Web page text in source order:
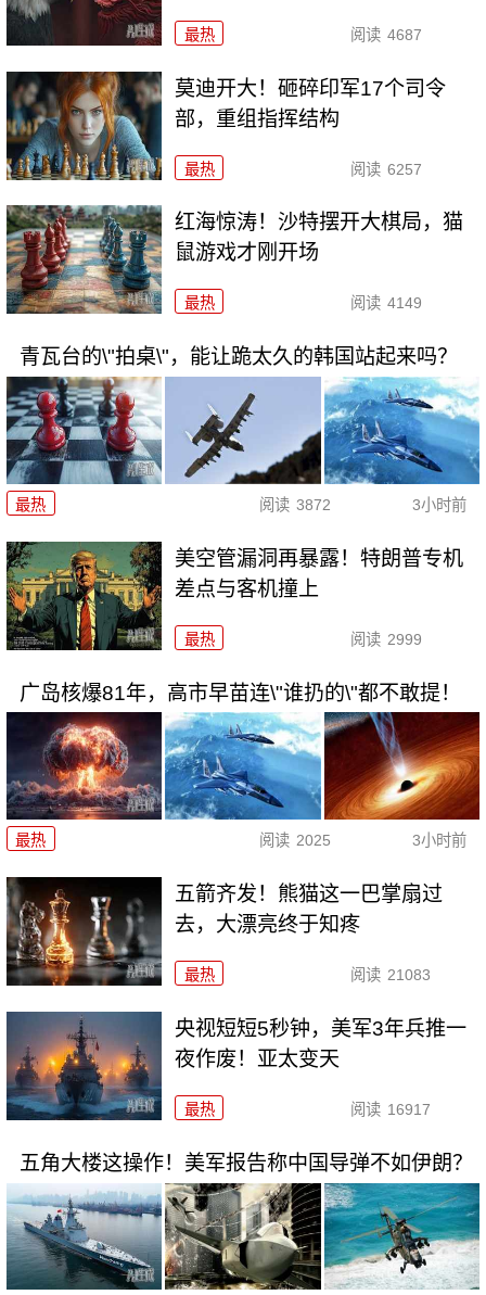
最热 阅读 4687
莫迪开大！砸碎印军17个司令
部，重组指挥结构
最热 阅读 6257
红海惊涛！沙特摆开大棋局，猫
鼠游戏才刚开场
最热 阅读 4149
青瓦台的\"拍桌\"，能让跪太久的韩国站起来吗？
最热 阅读 3872 3小时前
美空管漏洞再暴露！特朗普专机
差点与客机撞上
最热 阅读 2999
广岛核爆81年，高市早苗连\"谁扔的\"都不敢提！
最热 阅读 2025 3小时前
五箭齐发！熊猫这一巴掌扇过
去，大漂亮终于知疼
最热 阅读 21083
央视短短5秒钟，美军3年兵推一
夜作废！亚太变天
最热 阅读 16917
五角大楼这操作！美军报告称中国导弹不如伊朗？